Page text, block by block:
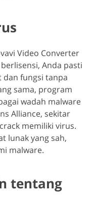
Video Converter
Anda pasti
dan fungsi tanpa
sama, program
wadah malware
Alliance, sekitar
memiliki virus.
lunak yang sah,
malware.
tentang